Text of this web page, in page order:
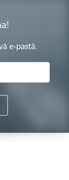
e-pastā.